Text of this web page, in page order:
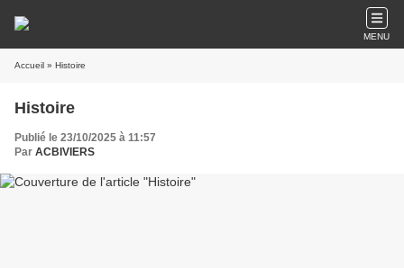
MENU
Accueil » Histoire
Histoire
Publié le 23/10/2025 à 11:57
Par ACBIVIERS